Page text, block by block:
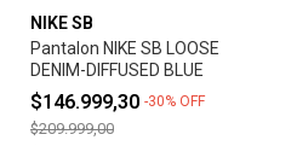
NIKE SB
Pantalon NIKE SB LOOSE
DENIM-DIFFUSED BLUE
$146.999,30 -30% OFF
$209.999,00